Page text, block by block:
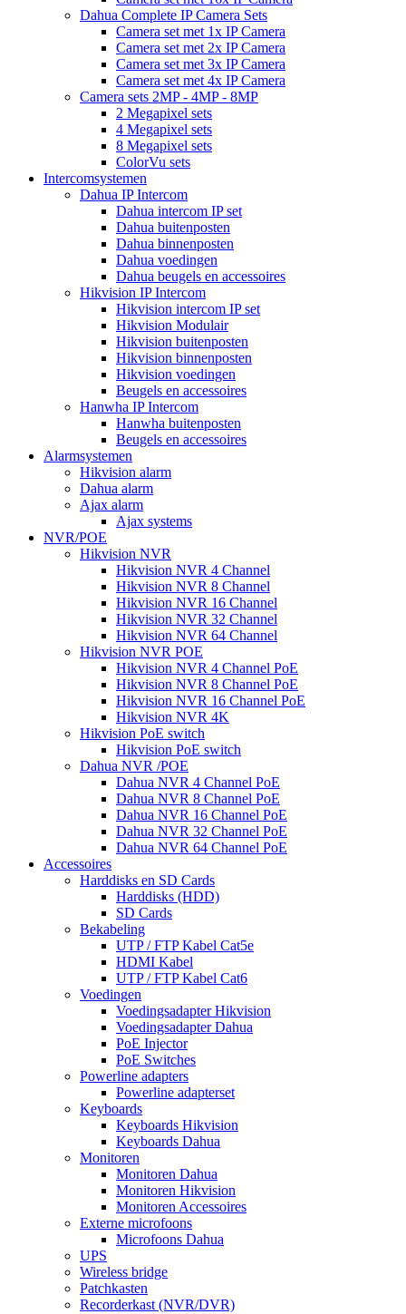
Dahua Complete IP Camera Sets
Camera set met 1x IP Camera
Camera set met 2x IP Camera
Camera set met 3x IP Camera
Camera set met 4x IP Camera
Camera sets 2MP - 4MP - 8MP
2 Megapixel sets
4 Megapixel sets
8 Megapixel sets
ColorVu sets
Intercomsystemen
Dahua IP Intercom
Dahua intercom IP set
Dahua buitenposten
Dahua binnenposten
Dahua voedingen
Dahua beugels en accessoires
Hikvision IP Intercom
Hikvision intercom IP set
Hikvision Modulair
Hikvision buitenposten
Hikvision binnenposten
Hikvision voedingen
Beugels en accessoires
Hanwha IP Intercom
Hanwha buitenposten
Beugels en accessoires
Alarmsystemen
Hikvision alarm
Dahua alarm
Ajax alarm
Ajax systems
NVR/POE
Hikvision NVR
Hikvision NVR 4 Channel
Hikvision NVR 8 Channel
Hikvision NVR 16 Channel
Hikvision NVR 32 Channel
Hikvision NVR 64 Channel
Hikvision NVR POE
Hikvision NVR 4 Channel PoE
Hikvision NVR 8 Channel PoE
Hikvision NVR 16 Channel PoE
Hikvision NVR 4K
Hikvision PoE switch
Hikvision PoE switch
Dahua NVR /POE
Dahua NVR 4 Channel PoE
Dahua NVR 8 Channel PoE
Dahua NVR 16 Channel PoE
Dahua NVR 32 Channel PoE
Dahua NVR 64 Channel PoE
Accessoires
Harddisks en SD Cards
Harddisks (HDD)
SD Cards
Bekabeling
UTP / FTP Kabel Cat5e
HDMI Kabel
UTP / FTP Kabel Cat6
Voedingen
Voedingsadapter Hikvision
Voedingsadapter Dahua
PoE Injector
PoE Switches
Powerline adapters
Powerline adapterset
Keyboards
Keyboards Hikvision
Keyboards Dahua
Monitoren
Monitoren Dahua
Monitoren Hikvision
Monitoren Accessoires
Externe microfoons
Microfoons Dahua
UPS
Wireless bridge
Patchkasten
Recorderkast (NVR/DVR)